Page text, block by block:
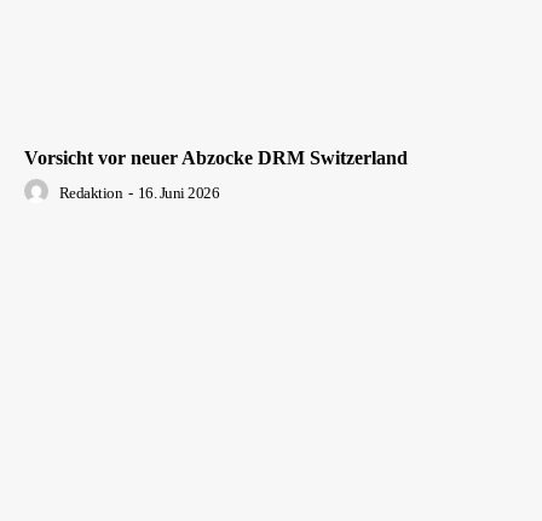
Vorsicht vor neuer Abzocke DRM Switzerland
Redaktion - 16. Juni 2026